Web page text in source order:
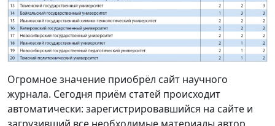
Огромное значение приобрёл сайт научного
журнала. Сегодня приём статей происходит
автоматически: зарегистрировавшийся на сайте и